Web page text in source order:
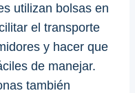
utilizan bolsas en
el transporte
y hacer que
de manejar.
también